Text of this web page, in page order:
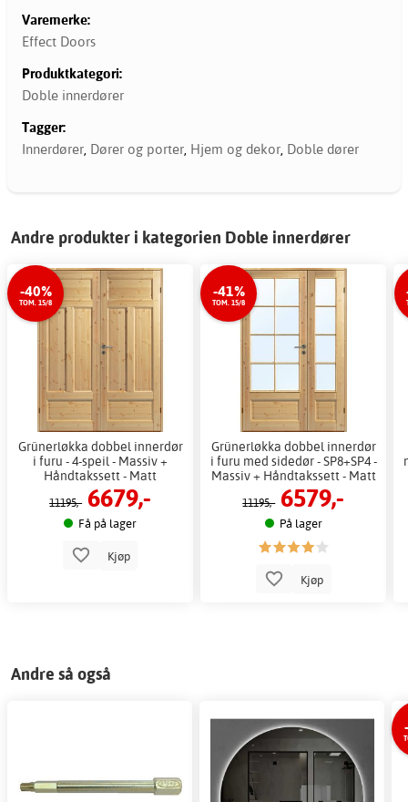
Varemerke:
Effect Doors
Produktkategori:
Doble innerdører
Tagger:
Innerdører, Dører og porter, Hjem og dekor, Doble dører
Andre produkter i kategorien Doble innerdører
-40%
TOM. 15/8
Grünerløkka dobbel innerdør
i furu - 4-speil - Massiv +
Håndtakssett - Matt
11195,- 6679,-
Få på lager
Kjøp
-41%
TOM. 15/8
Grünerløkka dobbel innerdør
i furu med sidedør - SP8+SP4 -
Massiv + Håndtakssett - Matt
11195,- 6579,-
På lager
Kjøp
Andre så også